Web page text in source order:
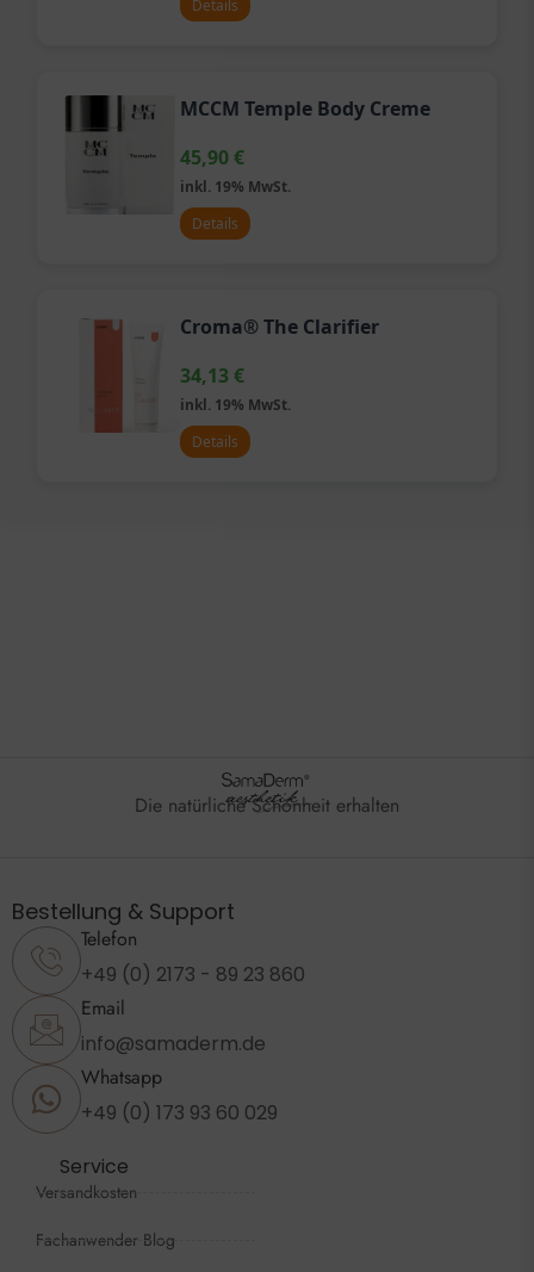
Details
MCCM Temple Body Creme
45,90€
inkl. 19% MwSt.
Details
Croma® The Clarifier
34,13€
inkl. 19% MwSt.
Details
Die natürliche Schönheit erhalten
Bestellung & Support
Telefon
+49 (0) 2173 - 89 23 860
Email
info@samaderm.de
Whatsapp
+49 (0) 173 93 60 029
Service
Versandkosten
Fachanwender Blog